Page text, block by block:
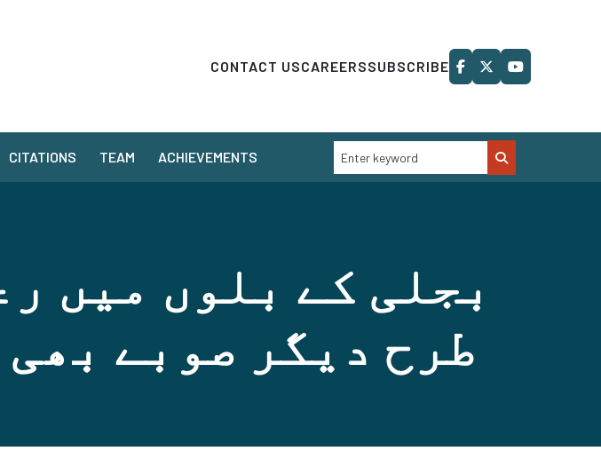
CONTACT USCAREERSSUBSCRIBE
CITATIONS TEAM ACHIEVEMENTS
بجلی کے بلوں میں
طرح دیگر صوبے